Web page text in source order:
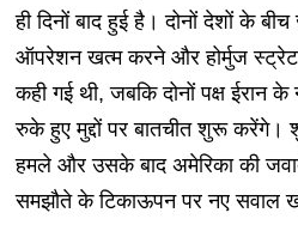
ही दिनों बाद हुई है। दोनों देशों के
ऑपरेशन खत्म करने और होर्मुज
कही गई थी, जबकि दोनों पक्ष ईरान
रुके हुए मुद्दों पर बातचीत शुरू करेंगे।
हमले और उसके बाद अमेरिका की
समझौते के टिकाऊपन पर नए सवाल